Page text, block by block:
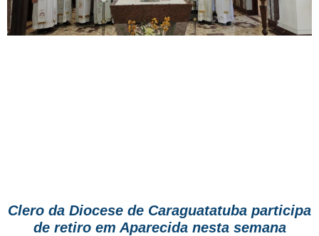
Clero da Diocese de Caraguatatuba participa
de retiro em Aparecida nesta semana